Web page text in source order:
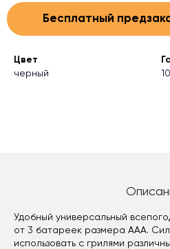
Бесплатный
Цвет
черный
Удобный универсальный
от 3 батареек размера AAA.
использовать с грилями